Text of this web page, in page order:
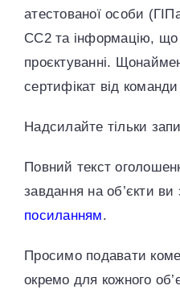
атестованої особи
СС2 та інформацію, що
проєктуванні.
сертифікат від
Надсилайте тільки
Повний текст
завдання на об’єкти
посиланням.
Просимо подавати
окремо для кожного